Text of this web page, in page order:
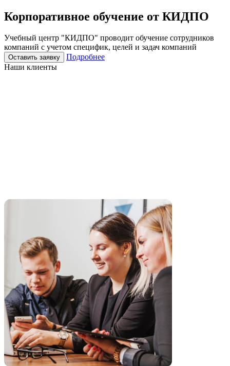
Корпоративное обучение от КИДПО
Учебный центр "КИДПО" проводит обучение сотрудников
компаний с учетом специфик, целей и задач компаний
Оставить заявку
Подробнее
Наши клиенты